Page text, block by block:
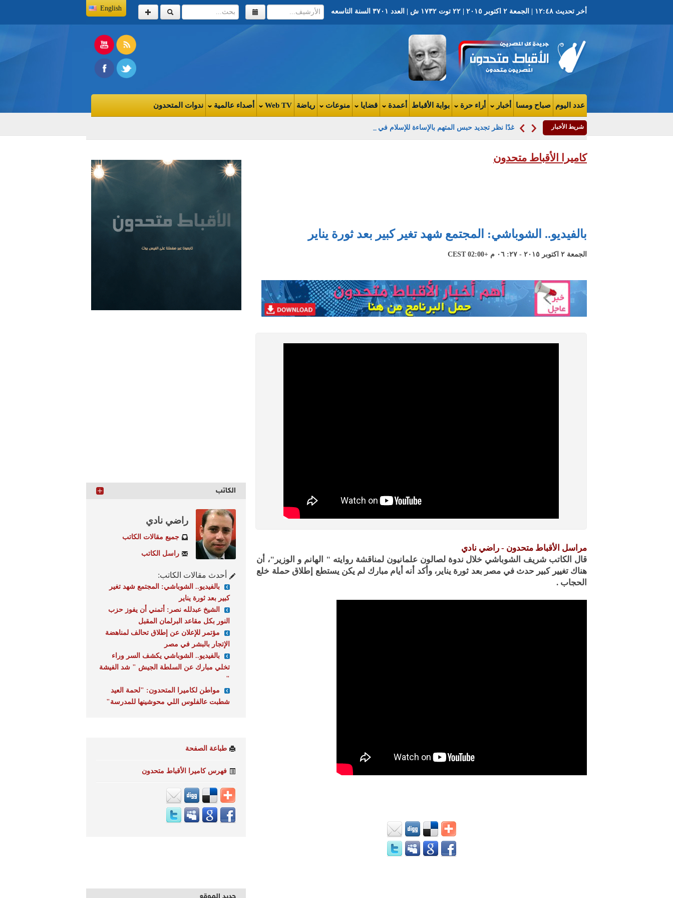
أخر تحديث ١٢:٤٨ | الجمعة ٢ اكتوبر ٢٠١٥ | ٢٢ توت ١٧٣٢ ش | العدد ٣٧٠١ السنة التاسعه English
عدد اليوم صباح ومسا أخبار أراء حرة بوابة الأقباط أعمدة قضايا منوعات رياضة Web TV أصداء عالمية ندوات المتحدون
شريط الأخبار غدًا نظر تجديد حبس المتهم بالإساءة للإسلام في بني سويف
كاميرا الأقباط متحدون
بالفيديو.. الشوباشي: المجتمع شهد تغير كبير بعد ثورة يناير
الجمعة ٢ اكتوبر ٢٠١٥ - ٢٧: ٠٦ م +02:00 CEST
مراسل الأقباط متحدون - راضي نادي
قال الكاتب شريف الشوباشي خلال ندوة لصالون علمانيون لمناقشة روايته " الهانم و الوزير"، أن
هناك تغيير كبير حدث في مصر بعد ثورة يناير، وأكد أنه أيام مبارك لم يكن يستطع إطلاق حملة خلع
الحجاب .
الكاتب
راضي نادي
جميع مقالات الكاتب
راسل الكاتب
أحدث مقالات الكاتب:
بالفيديو.. الشوباشي: المجتمع شهد تغير
كبير بعد ثورة يناير
الشيخ عبدلله نصر: أتمني أن يفوز حزب
النور بكل مقاعد البرلمان المقبل
مؤتمر للإعلان عن إطلاق تحالف لمناهضة
الإتجار بالبشر في مصر
بالفيديو.. الشوباشي يكشف السر وراء
تخلي مبارك عن السلطة الجيش " شد الفيشة
"
مواطن لكاميرا المتحدون: "لحمة العيد
شطبت عالفلوس اللي محوشينها للمدرسة"
طباعة الصفحة
فهرس كاميرا الأقباط متحدون